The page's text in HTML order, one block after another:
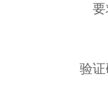
验